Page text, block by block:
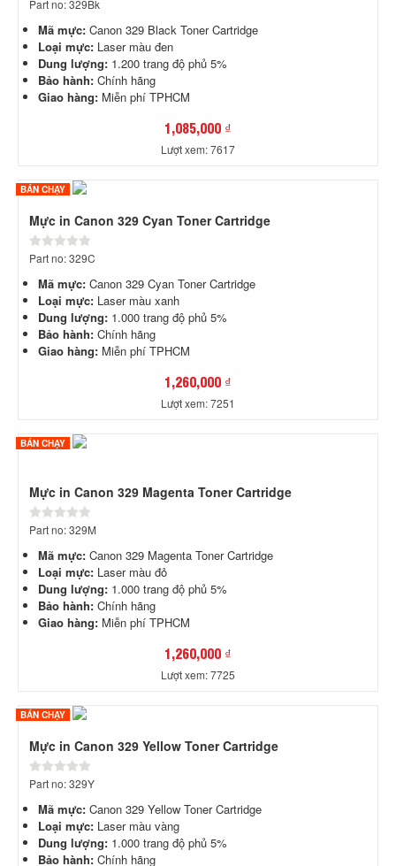
Part no: 329Bk
Mã mực: Canon 329 Black Toner Cartridge
Loại mực: Laser màu đen
Dung lượng: 1.200 trang độ phủ 5%
Bảo hành: Chính hãng
Giao hàng: Miễn phí TPHCM
1,085,000 ₫
Lượt xem: 7617
BÁN CHẠY
Mực in Canon 329 Cyan Toner Cartridge
Part no: 329C
Mã mực: Canon 329 Cyan Toner Cartridge
Loại mực: Laser màu xanh
Dung lượng: 1.000 trang độ phủ 5%
Bảo hành: Chính hãng
Giao hàng: Miễn phí TPHCM
1,260,000 ₫
Lượt xem: 7251
BÁN CHẠY
Mực in Canon 329 Magenta Toner Cartridge
Part no: 329M
Mã mực: Canon 329 Magenta Toner Cartridge
Loại mực: Laser màu đỏ
Dung lượng: 1.000 trang độ phủ 5%
Bảo hành: Chính hãng
Giao hàng: Miễn phí TPHCM
1,260,000 ₫
Lượt xem: 7725
BÁN CHẠY
Mực in Canon 329 Yellow Toner Cartridge
Part no: 329Y
Mã mực: Canon 329 Yellow Toner Cartridge
Loại mực: Laser màu vàng
Dung lượng: 1.000 trang độ phủ 5%
Bảo hành: Chính hãng